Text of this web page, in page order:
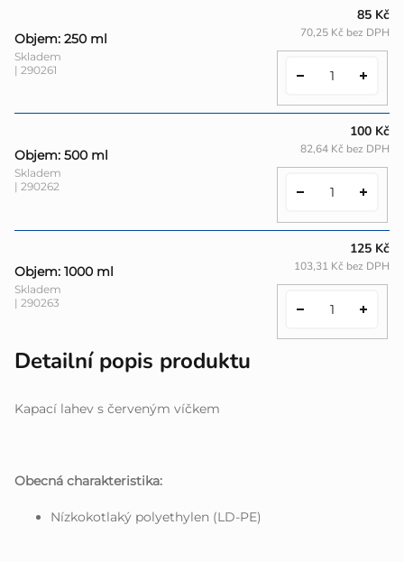
Objem: 250 ml
Skladem
| 290261
85 Kč
70,25 Kč bez DPH
Objem: 500 ml
Skladem
| 290262
100 Kč
82,64 Kč bez DPH
Objem: 1000 ml
Skladem
| 290263
125 Kč
103,31 Kč bez DPH
Detailní popis produktu
Kapací lahev s červeným víčkem
Obecná charakteristika:
Nízkokotlaký polyethylen (LD-PE)